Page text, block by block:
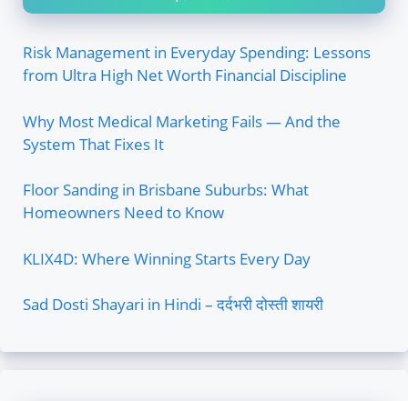
Risk Management in Everyday Spending: Lessons
from Ultra High Net Worth Financial Discipline
Why Most Medical Marketing Fails — And the
System That Fixes It
Floor Sanding in Brisbane Suburbs: What
Homeowners Need to Know
KLIX4D: Where Winning Starts Every Day
Sad Dosti Shayari in Hindi – दर्दभरी दोस्ती शायरी